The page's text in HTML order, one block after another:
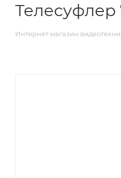
Телесуфлер
Интернет магазин